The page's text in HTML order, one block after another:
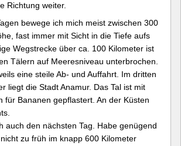
Richtung weiter.
bewege ich mich meist zwischen 300
fast immer mit Sicht in die Tiefe aufs
Wegstrecke über ca. 100 Kilometer ist
Tälern auf Meeresniveau unterbrochen.
eine steile Ab- und Auffahrt. Im dritten
liegt die Stadt Anamur. Das Tal ist mit
für Bananen gepflastert. An der Küsten
auch den nächsten Tag. Habe genügend
zu früh im knapp 600 Kilometer